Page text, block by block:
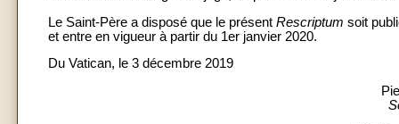
Le Saint-Père a disposé que le présent Rescriptum soit
et entre en vigueur à partir du 1er janvier 2020.
Du Vatican, le 3 décembre 2019